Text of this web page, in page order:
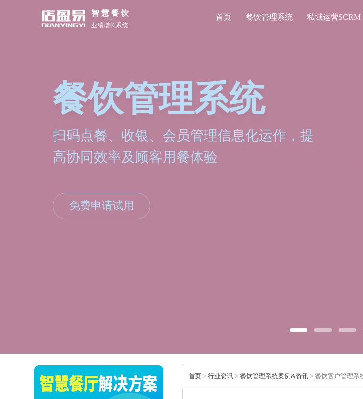
智慧餐饮
+
业绩增长系统
首页 餐饮管理系统 私域运营SCRM
餐饮管理系统
扫码点餐、收银、会员管理信息化运作，提
高协同效率及顾客用餐体验
免费申请试用
首页 > 行业资讯 > 餐饮管理系统案例&资讯 > 餐饮客户管理系